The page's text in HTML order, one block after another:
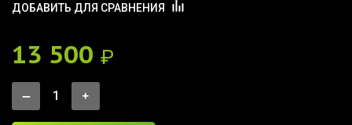
ДОБАВИТЬ ДЛЯ СРАВНЕНИЯ
13 500 ₽